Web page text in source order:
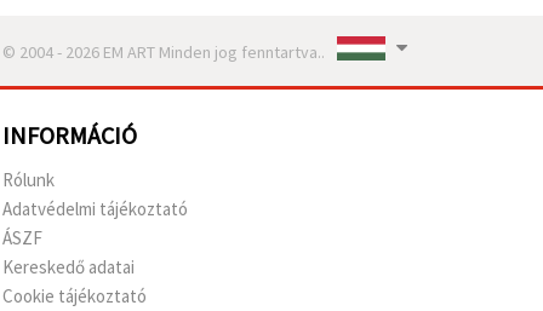
© 2004 - 2026 EM ART Minden jog fenntartva..
INFORMÁCIÓ
Rólunk
Adatvédelmi tájékoztató
ÁSZF
Kereskedő adatai
Cookie tájékoztató